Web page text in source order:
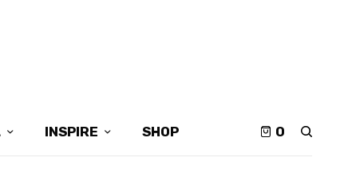
INSPIRE SHOP 0